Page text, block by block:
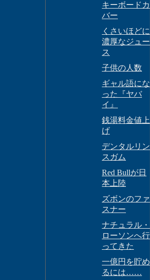
キーボードカ
バー
くさいほどに
濃厚なジュー
ス
子供の人数
ギャル語にな
った『ヤバ
イ』
銭湯料金値上
げ
デンタルリン
スガム
Red Bullが日
本上陸
ズボンのファ
スナー
ナチュラル・
ローソンへ行
ってきた
一億円を貯め
るには……